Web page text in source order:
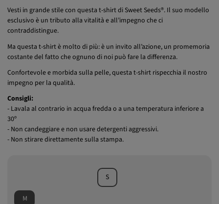
Vesti in grande stile con questa t-shirt di Sweet Seeds®. Il suo modello
esclusivo è un tributo alla vitalità e all’impegno che ci
contraddistingue.
Ma questa t-shirt è molto di più: è un invito all’azione, un promemoria
costante del fatto che ognuno di noi può fare la differenza.
Confortevole e morbida sulla pelle, questa t-shirt rispecchia il nostro
impegno per la qualità.
Consigli:
- Lavala al contrario in acqua fredda o a una temperatura inferiore a
30º
- Non candeggiare e non usare detergenti aggressivi.
- Non stirare direttamente sulla stampa.
S
M